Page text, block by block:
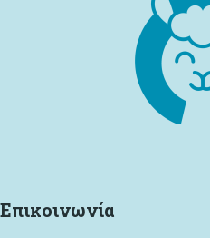
Επικοινωνία